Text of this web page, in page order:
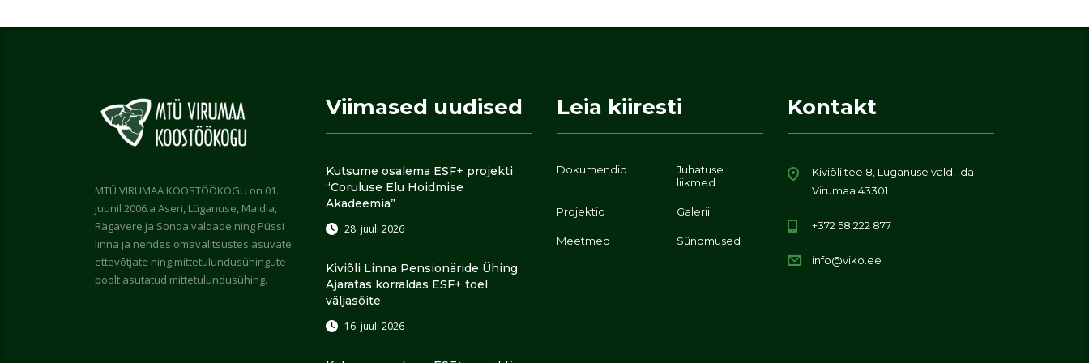
MTÜ VIRUMAA KOOSTÖÖKOGU on 01.
juunil 2006.a Aseri, Lüganuse, Maidla,
Rägavere ja Sonda valdade ning Püssi
linna ja nendes omavalitsustes asuvate
ettevõtjate ning mittetulundusühingute
poolt asutatud mittetulundusühing.
Viimased uudised
Kutsume osalema ESF+ projekti
“Coruluse Elu Hoidmise
Akadeemia”
28. juuli 2026
Kiviõli Linna Pensionäride Ühing
Ajaratas korraldas ESF+ toel
väljasõite
16. juuli 2026
Leia kiiresti
Dokumendid
Juhatuse
liikmed
Projektid Galerii
Meetmed Sündmused
Kontakt
Kiviõli tee 8, Lüganuse vald, Ida-
Virumaa 43301
+372 58 222 877
info@viko.ee